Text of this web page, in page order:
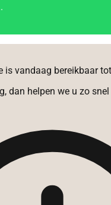
is vandaag bereikbaar
dan helpen we u zo